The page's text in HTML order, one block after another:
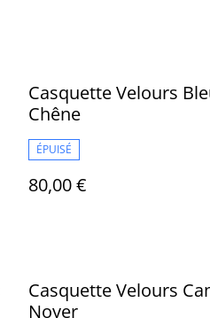
Casquette Velours
Chêne
ÉPUISÉ
80,00 €
Casquette Velours
Noyer